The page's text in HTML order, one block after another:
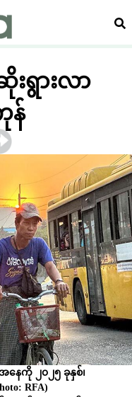
ရှာ
ရွားလာ
န်
ေကို ၂၀၂၅ ခုနှစ်၊
RFA)